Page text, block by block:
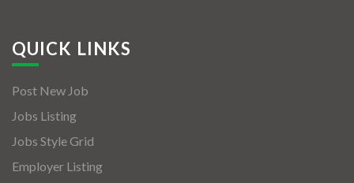
QUICK LINKS
Post New Job
Jobs Listing
Jobs Style Grid
Employer Listing